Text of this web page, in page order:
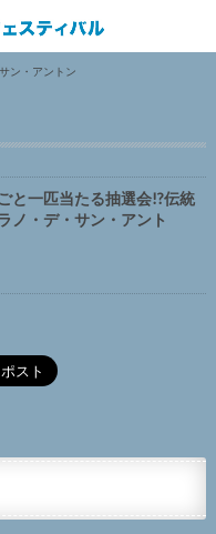
ン・アントン
と一匹当たる抽選会!?伝統
ノ・デ・サン・アント